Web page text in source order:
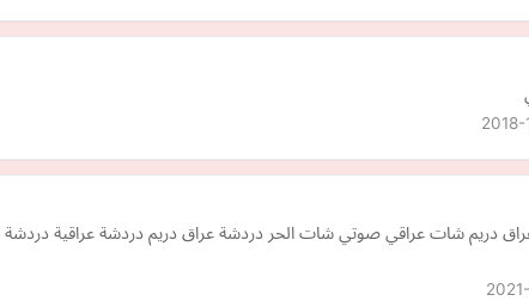
دريم شات عراقي صوتي شات الحر دردشة عراق دريم دردشة عراقية